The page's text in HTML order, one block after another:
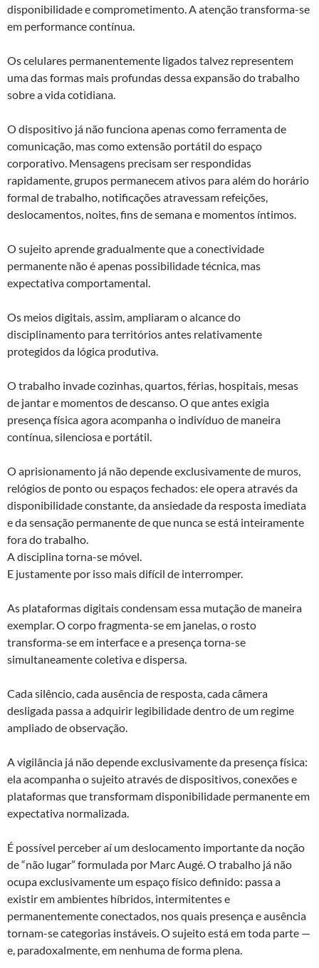
disponibilidade e comprometimento. A atenção transforma-se
em performance contínua.
Os celulares permanentemente ligados talvez representem
uma das formas mais profundas dessa expansão do trabalho
sobre a vida cotidiana.
O dispositivo já não funciona apenas como ferramenta de
comunicação, mas como extensão portátil do espaço
corporativo. Mensagens precisam ser respondidas
rapidamente, grupos permanecem ativos para além do horário
formal de trabalho, notificações atravessam refeições,
deslocamentos, noites, fins de semana e momentos íntimos.
O sujeito aprende gradualmente que a conectividade
permanente não é apenas possibilidade técnica, mas
expectativa comportamental.
Os meios digitais, assim, ampliaram o alcance do
disciplinamento para territórios antes relativamente
protegidos da lógica produtiva.
O trabalho invade cozinhas, quartos, férias, hospitais, mesas
de jantar e momentos de descanso. O que antes exigia
presença física agora acompanha o indivíduo de maneira
contínua, silenciosa e portátil.
O aprisionamento já não depende exclusivamente de muros,
relógios de ponto ou espaços fechados: ele opera através da
disponibilidade constante, da ansiedade da resposta imediata
e da sensação permanente de que nunca se está inteiramente
fora do trabalho.
A disciplina torna-se móvel.
E justamente por isso mais difícil de interromper.
As plataformas digitais condensam essa mutação de maneira
exemplar. O corpo fragmenta-se em janelas, o rosto
transforma-se em interface e a presença torna-se
simultaneamente coletiva e dispersa.
Cada silêncio, cada ausência de resposta, cada câmera
desligada passa a adquirir legibilidade dentro de um regime
ampliado de observação.
A vigilância já não depende exclusivamente da presença física:
ela acompanha o sujeito através de dispositivos, conexões e
plataformas que transformam disponibilidade permanente em
expectativa normalizada.
É possível perceber aí um deslocamento importante da noção
de “não lugar” formulada por Marc Augé. O trabalho já não
ocupa exclusivamente um espaço físico definido: passa a
existir em ambientes híbridos, intermitentes e
permanentemente conectados, nos quais presença e ausência
tornam-se categorias instáveis. O sujeito está em toda parte —
e, paradoxalmente, em nenhuma de forma plena.